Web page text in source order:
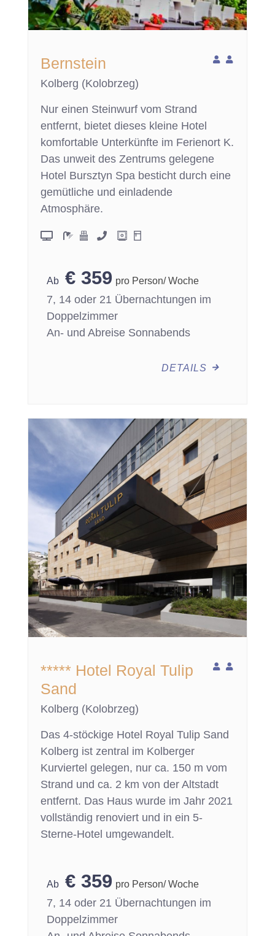
Bernstein
Kolberg (Kolobrzeg)
Nur einen Steinwurf vom Strand
entfernt, bietet dieses kleine Hotel
komfortable Unterkünfte im Ferienort K.
Das unweit des Zentrums gelegene
Hotel Bursztyn Spa besticht durch eine
gemütliche und einladende
Atmosphäre.
€ 359 pro Person/ Woche
7, 14 oder 21 Übernachtungen im
Doppelzimmer
An- und Abreise Sonnabends
DETAILS
***** Hotel Royal Tulip
Sand
Kolberg (Kolobrzeg)
Das 4-stöckige Hotel Royal Tulip Sand
Kolberg ist zentral im Kolberger
Kurviertel gelegen, nur ca. 150 m vom
Strand und ca. 2 km von der Altstadt
entfernt. Das Haus wurde im Jahr 2021
vollständig renoviert und in ein 5-
Sterne-Hotel umgewandelt.
€ 359 pro Person/ Woche
7, 14 oder 21 Übernachtungen im
Doppelzimmer